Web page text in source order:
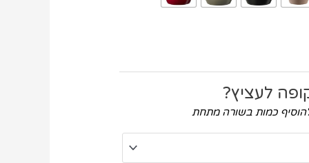
לעציץ?
כמות בשורה מתחת